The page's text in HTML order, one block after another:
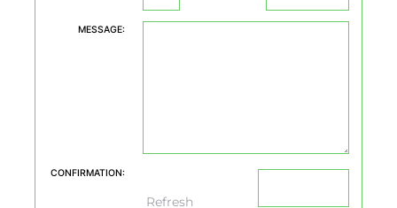
MESSAGE:
CONFIRMATION:
Refresh